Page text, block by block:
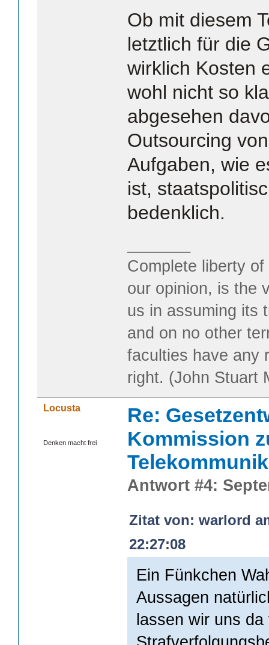
Ob mit diesem
letztlich für die
wirklich Kosten
wohl nicht so
abgesehen
Outsourcing
Aufgaben, wie
ist,
bedenklich.
Complete liberty
our opinion, is the
us in assuming its
and on no other
faculties have any
right. (John Stuart
Locusta
Denken macht frei
Re:
Kommission
Antwort #4:
Zitat von: warlord
22:27:08
Ein Fünkchen
Aussagen
lassen wir uns